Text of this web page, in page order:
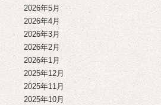
2026年5月
2026年4月
2026年3月
2026年2月
2026年1月
2025年12月
2025年11月
2025年10月